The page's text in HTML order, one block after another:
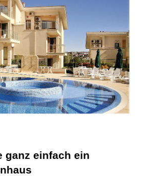
ganz einfach ein